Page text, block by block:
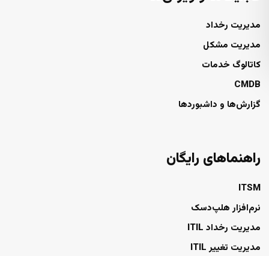
مدیریت رخداد
مدیریت مشکل
کاتالوگ خدمات
CMDB
گزارش‌ها و داشبوردها
راهنماهای رایگان
ITSM
نرم‌افزار هلپ‌دسک
مدیریت رخداد ITIL
مدیریت تغییر ITIL